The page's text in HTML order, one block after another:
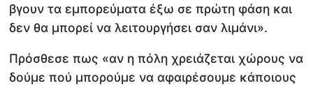
βγουν τα εμπορεύματα έξω σε πρώτη φάση και
δεν θα μπορεί να λειτουργήσει σαν λιμάνι».
Πρόσθεσε πως «αν η πόλη χρειάζεται χώρους να
δούμε πού μπορούμε να αφαιρέσουμε κάποιους